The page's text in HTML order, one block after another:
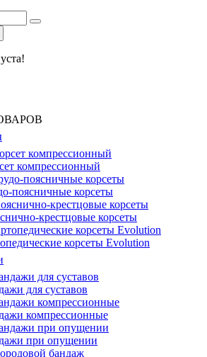
компрессионный
поясничные корсеты
крестцовые корсеты
корсеты Evolution
для суставов
компрессионные
при опущении